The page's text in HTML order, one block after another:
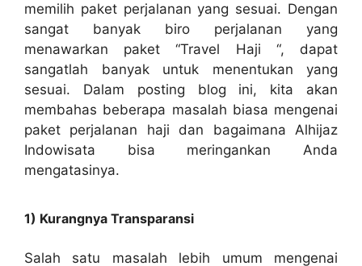
memilih paket perjalanan yang sesuai. Dengan
sangat banyak biro perjalanan yang
menawarkan paket “Travel Haji “, dapat
sangatlah banyak untuk menentukan yang
sesuai. Dalam posting blog ini, kita akan
membahas beberapa masalah biasa mengenai
paket perjalanan haji dan bagaimana Alhijaz
Indowisata bisa meringankan Anda
mengatasinya.
1) Kurangnya Transparansi
Salah satu masalah lebih umum mengenai